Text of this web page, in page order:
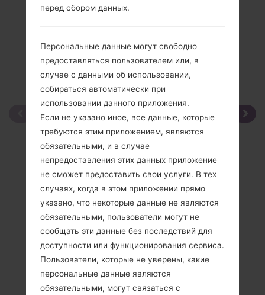
перед сбором данных.
Персональные данные могут свободно
предоставляться пользователем или, в
случае с данными об использовании,
собираться автоматически при
использовании данного приложения.
Если не указано иное, все данные, которые
требуются этим приложением, являются
обязательными, и в случае
непредоставления этих данных приложение
не сможет предоставить свои услуги. В тех
случаях, когда в этом приложении прямо
указано, что некоторые данные не являются
обязательными, пользователи могут не
сообщать эти данные без последствий для
доступности или функционирования сервиса.
Пользователи, которые не уверены, какие
персональные данные являются
обязательными, могут связаться с